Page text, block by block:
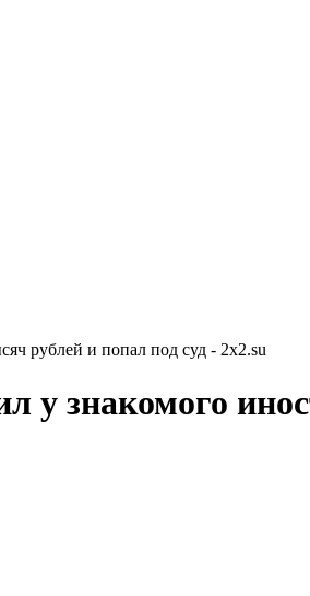
рублей и попал под суд - 2x2.su
у знакомого